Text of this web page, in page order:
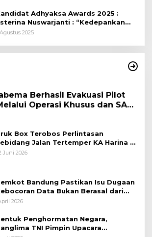
Adhyaksa Awards 2025 :
Nuswarjanti : “Kedepankan
Restoratif Wujudkan
2025
Berhasil Evakuasi Pilot
Operasi Khusus dan SAR
Box Terobos Perlintasan
Jalan Tertemper KA Harina di
Stasiun Poncol-Jrakah Semarang
Juni 2026
Bandung Pastikan Isu Dugaan
Data Bukan Berasal dari
Disdukcapil
2026
Penghormatan Negara,
TNI Pimpin Upacara